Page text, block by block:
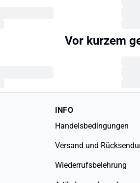
Vor kurzem
INFO
Handelsbedingungen
Versand und
Wiederrufsbelehrung